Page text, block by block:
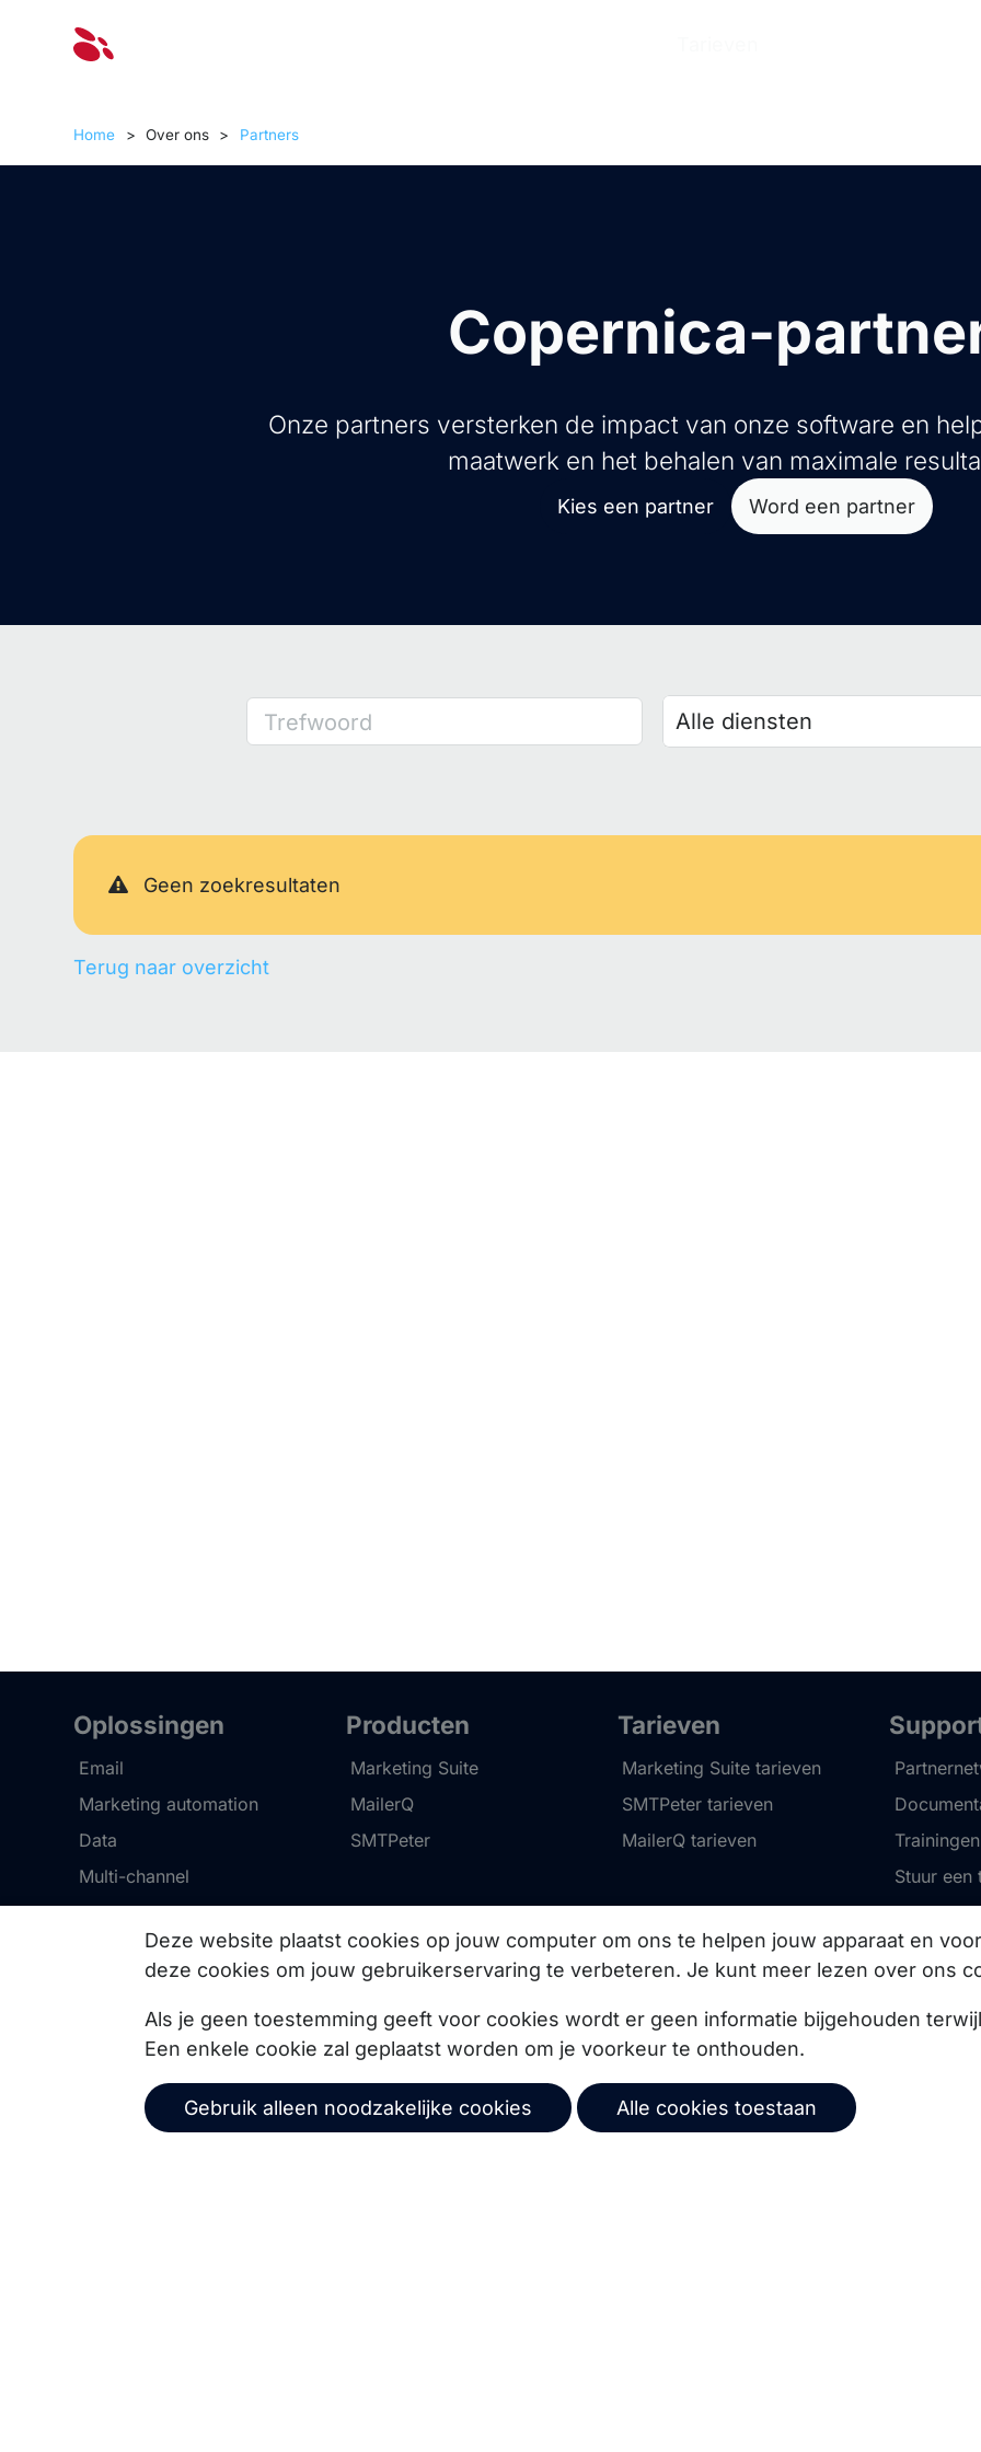
Home > Over ons > Partners
Copernica-
Onze partners versterken de impact van onze software en
maatwerk en het behalen van maximale
Kies een partner Word een partner
Trefwoord
Geen zoekresultaten
Terug naar overzicht
Oplossingen
Email
Marketing automation
Data
Multi-channel
Producten
Marketing Suite
MailerQ
SMTPeter
Tarieven
Marketing Suite tarieven
SMTPeter tarieven
MailerQ tarieven
Trainingen
Stuur een
Copernica BV
De Ruijterkade 112
Amsterdam
+31 (0)20 520 61 90
Deze website plaatst cookies op jouw computer om ons te helpen jouw apparaat en
deze cookies om jouw gebruikerservaring te verbeteren. Je kunt meer lezen over ons
Als je geen toestemming geeft voor cookies wordt er geen informatie bijgehouden
Een enkele cookie zal geplaatst worden om je voorkeur te onthouden.
Gebruik alleen noodzakelijke cookies Alle cookies toestaan